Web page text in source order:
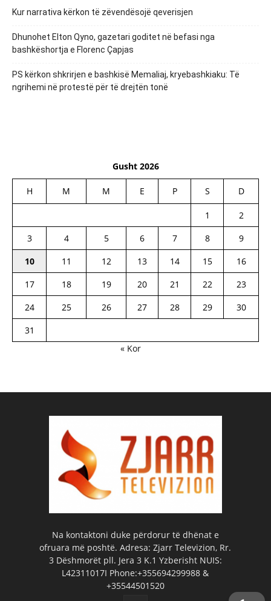
Kur narrativa kërkon të zëvendësojë qeverisjen
Dhunohet Elton Qyno, gazetari goditet në befasi nga
bashkëshortja e Florenc Çapjas
PS kërkon shkrirjen e bashkisë Memaliaj, kryebashkiaku: Të
ngrihemi në protestë për të drejtën tonë
Gusht 2026
H M M E P S D
1
2
3
4 5 6 7 8
9
10
11 12 13 14 15
16
17
18 19 20 21 22
23
24
25 26 27 28 29
30
31
« Kor
Na kontaktoni duke përdorur të dhënat e
ofruara më poshtë. Adresa: Zjarr Televizion, Rr.
3 Dëshmorët pll. Jera 3 K.1 Yzberisht NUIS:
L42311017I Phone:+355694299988 &
+35544501520